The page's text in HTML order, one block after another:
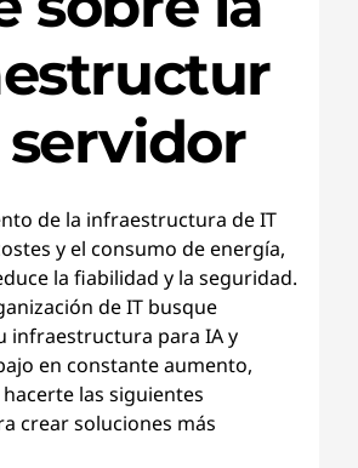
servidor
de la infraestructura de IT
y el consumo de energía,
la fiabilidad y la seguridad.
de IT busque
infraestructura para IA y
en constante aumento,
las siguientes
crear soluciones más